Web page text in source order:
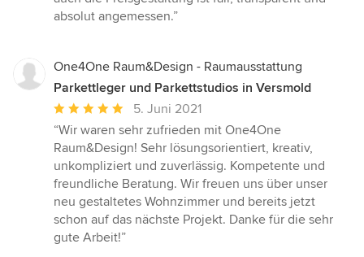
absolut angemessen.”
One4One Raum&Design - Raumausstattung
Parkettleger und Parkettstudios in Versmold
Durchschnittliche
Bewertung:
5
von
5
Sternen
5. Juni 2021
“Wir waren sehr zufrieden mit One4One
Raum&Design! Sehr lösungsorientiert, kreativ,
unkompliziert und zuverlässig. Kompetente und
freundliche Beratung. Wir freuen uns über unser
neu gestaltetes Wohnzimmer und bereits jetzt
schon auf das nächste Projekt. Danke für die sehr
gute Arbeit!”